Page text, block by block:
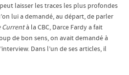
laisser les traces les plus profondes
lui a demandé, au départ, de parler
Currentà la CBC, Darce Fardy a fait
de bon sens, on avait demandé à
Dans l’un de ses articles, il